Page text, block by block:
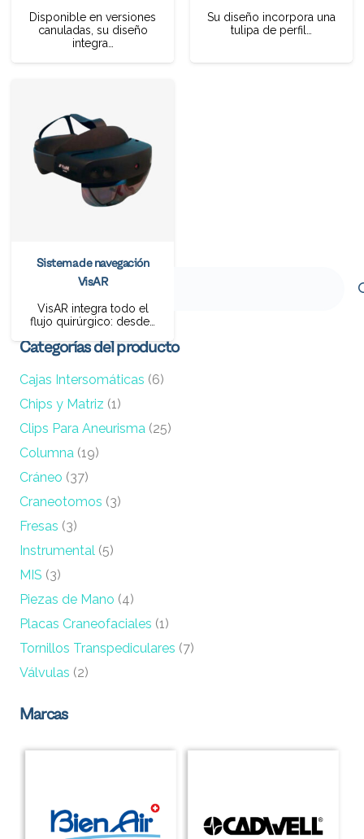
Disponible en versiones
canuladas, su diseño
integra…
Su diseño incorpora una
tulipa de perfil…
Sistema de navegación
VisAR
VisAR integra todo el
flujo quirúrgico: desde…
Categorías del producto
Cajas Intersomáticas (6)
Chips y Matriz (1)
Clips Para Aneurisma (25)
Columna (19)
Cráneo (37)
Craneotomos (3)
Fresas (3)
Instrumental (5)
MIS (3)
Piezas de Mano (4)
Placas Craneofaciales (1)
Tornillos Transpediculares (7)
Válvulas (2)
Marcas